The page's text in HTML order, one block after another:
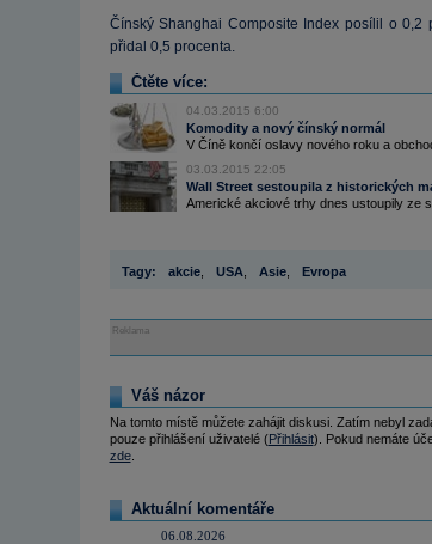
Čínský Shanghai Composite Index posílil o
přidal 0,5 procenta.
Čtěte více:
04.03.2015 6:00
Komodity a nový čínský normál
V Číně končí oslavy nového roku a
03.03.2015 22:05
Wall Street sestoupila z historických
Americké akciové trhy dnes ustoupily ze
Tagy: akcie, USA Asie, Evropa
Reklama
Váš názor
Na tomto místě můžete zahájit diskusi. Zatím nebyl
pouze přihlášení uživatelé (Přihlásit). Pokud nemáte
zde.
Aktuální komentáře
06.08.2026